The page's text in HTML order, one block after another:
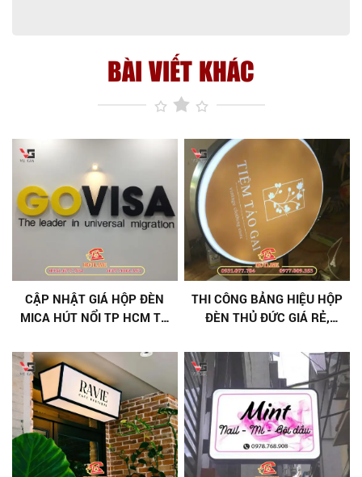
BÀI VIẾT KHÁC
CẬP NHẬT GIÁ HỘP ĐÈN
MICA HÚT NỔI TP HCM TỪ
THI CÔNG BẢNG HIỆU HỘP
ĐÈN THỦ ĐỨC GIÁ RẺ,